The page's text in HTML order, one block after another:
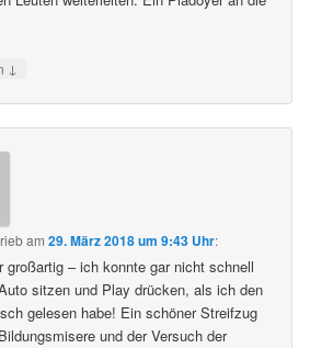
↓
am29. März 2018 um 9:43 Uhr:
großartig – ich konnte gar nicht schnell
sitzen und Play drücken, als ich den
gelesen habe! Ein schöner Streifzug
und der Versuch der